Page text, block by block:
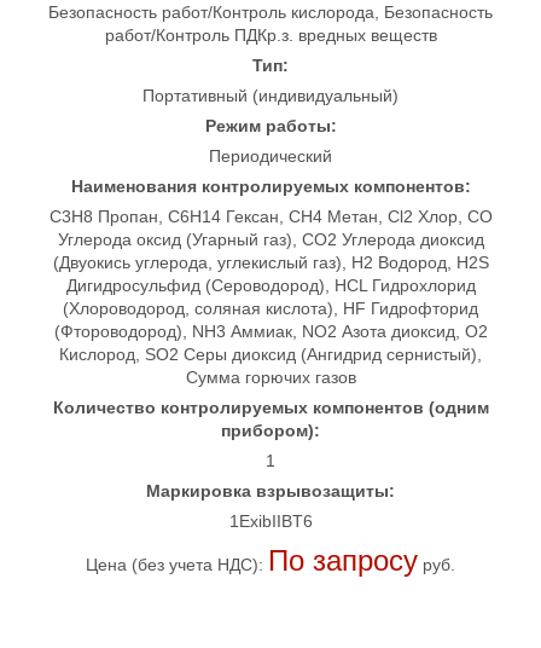
Безопасность работ/Контроль кислорода, Безопасность
работ/Контроль ПДКр.з. вредных веществ
Тип:
Портативный (индивидуальный)
Режим работы:
Периодический
Наименования контролируемых компонентов:
C3H8 Пропан, C6H14 Гексан, CH4 Метан, Cl2 Хлор, CO
Углерода оксид (Угарный газ), CO2 Углерода диоксид
(Двуокись углерода, углекислый газ), H2 Водород, H2S
Дигидросульфид (Сероводород), HCL Гидрохлорид
(Хлороводород, соляная кислота), HF Гидрофторид
(Фтороводород), NH3 Аммиак, NO2 Азота диоксид, O2
Кислород, SO2 Серы диоксид (Ангидрид сернистый),
Сумма горючих газов
Количество контролируемых компонентов (одним
прибором):
1
Маркировка взрывозащиты:
1ExibIIBT6
Цена (без учета НДС): По запросу руб.